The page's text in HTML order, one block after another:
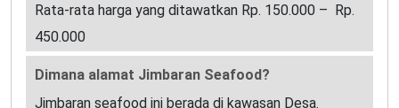
Rata-rata harga yang ditawatkan Rp. 150.000 – Rp.
450.000
Dimana alamat Jimbaran Seafood?
Jimbaran seafood ini berada di kawasan Desa.